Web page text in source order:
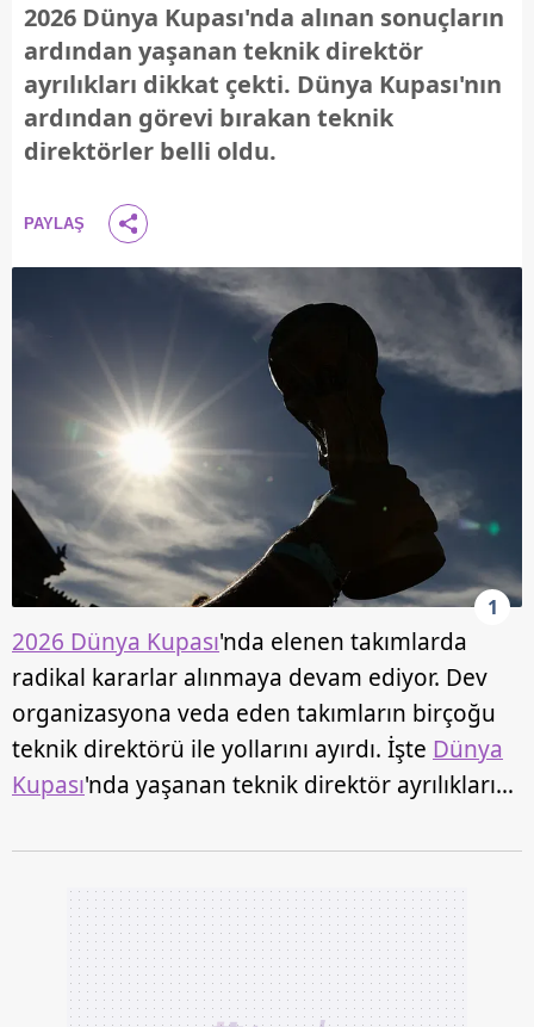
2026 Dünya Kupası'nda alınan sonuçların
ardından yaşanan teknik direktör
ayrılıkları dikkat çekti. Dünya Kupası'nın
ardından görevi bırakan teknik
direktörler belli oldu.
PAYLAŞ
1
2026 Dünya Kupası'nda elenen takımlarda
radikal kararlar alınmaya devam ediyor. Dev
organizasyona veda eden takımların birçoğu
teknik direktörü ile yollarını ayırdı. İşte Dünya
Kupası'nda yaşanan teknik direktör ayrılıkları…